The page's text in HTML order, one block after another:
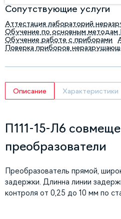
Сопутствующие услуги
Аттестация лабораторий
Обучение по основным методам
Обучение работе с приборами
Поверка приборов
Описание Характеристики
П111-15-Л6
преобразователи
Преобразователь прямой,
задержки. Длинна линии
контроля от 0,25 до 10 мм по